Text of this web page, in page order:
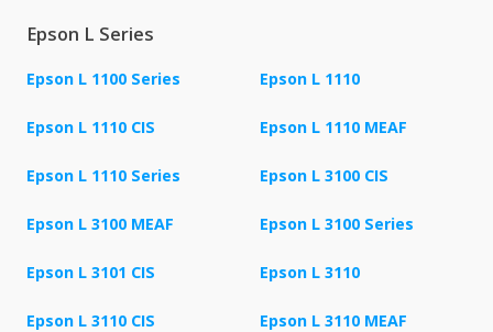
Epson L Series
Epson L 1100 Series Epson L 1110
Epson L 1110 CIS Epson L 1110 MEAF
Epson L 1110 Series Epson L 3100 CIS
Epson L 3100 MEAF Epson L 3100 Series
Epson L 3101 CIS Epson L 3110
Epson L 3110 CIS Epson L 3110 MEAF